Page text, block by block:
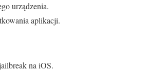
urządzenia.
aplikacji.
na iOS.